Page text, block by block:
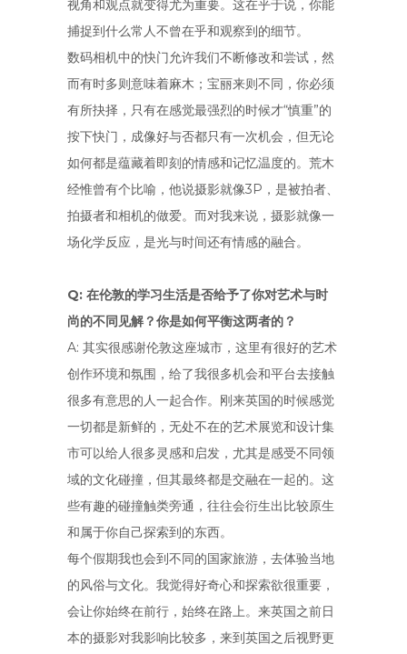
视角和观点就变得尤为重要。这在乎于说，你能
捕捉到什么常人不曾在乎和观察到的细节。
数码相机中的快门允许我们不断修改和尝试，然
而有时多则意味着麻木；宝丽来则不同，你必须
有所抉择，只有在感觉最强烈的时候才“慎重”的
按下快门，成像好与否都只有一次机会，但无论
如何都是蕴藏着即刻的情感和记忆温度的。荒木
经惟曾有个比喻，他说摄影就像3P，是被拍者、
拍摄者和相机的做爱。而对我来说，摄影就像一
场化学反应，是光与时间还有情感的融合。
Q: 在伦敦的学习生活是否给予了你对艺术与时
尚的不同见解？你是如何平衡这两者的？
A: 其实很感谢伦敦这座城市，这里有很好的艺术
创作环境和氛围，给了我很多机会和平台去接触
很多有意思的人一起合作。刚来英国的时候感觉
一切都是新鲜的，无处不在的艺术展览和设计集
市可以给人很多灵感和启发，尤其是感受不同领
域的文化碰撞，但其最终都是交融在一起的。这
些有趣的碰撞触类旁通，往往会衍生出比较原生
和属于你自己探索到的东西。
每个假期我也会到不同的国家旅游，去体验当地
的风俗与文化。我觉得好奇心和探索欲很重要，
会让你始终在前行，始终在路上。来英国之前日
本的摄影对我影响比较多，来到英国之后视野更